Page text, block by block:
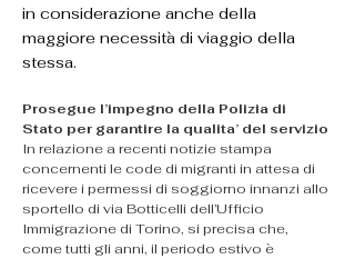
in considerazione anche della
maggiore necessità di viaggio della
stessa.
Prosegue l’impegno della Polizia di
Stato per garantire la qualita’ del servizio
In relazione a recenti notizie stampa
concernenti le code di migranti in attesa di
ricevere i permessi di soggiorno innanzi allo
sportello di via Botticelli dell’Ufficio
Immigrazione di Torino, si precisa che,
come tutti gli anni, il periodo estivo è